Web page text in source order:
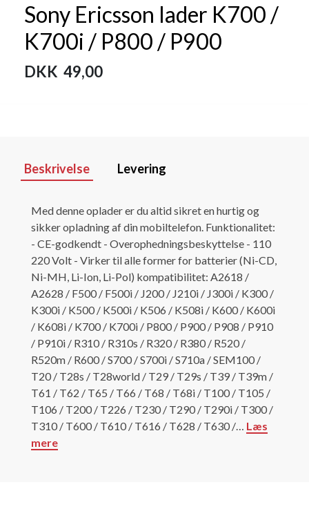
Sony Ericsson lader K700 /
K700i / P800 / P900
DKK 49,00
Beskrivelse Levering
Med denne oplader er du altid sikret en hurtig og
sikker opladning af din mobiltelefon. Funktionalitet:
- CE-godkendt - Overophedningsbeskyttelse - 110 
220 Volt - Virker til alle former for batterier (Ni-CD,
Ni-MH, Li-Ion, Li-Pol) kompatibilitet: A2618 /
A2628 / F500 / F500i / J200 / J210i / J300i / K300 /
K300i / K500 / K500i / K506 / K508i / K600 / K600i
/ K608i / K700 / K700i / P800 / P900 / P908 / P910
/ P910i / R310 / R310s / R320 / R380 / R520 /
R520m / R600 / S700 / S700i / S710a / SEM100 /
T20 / T28s / T28world / T29 / T29s / T39 / T39m /
T61 / T62 / T65 / T66 / T68 / T68i / T100 / T105 /
T106 / T200 / T226 / T230 / T290 / T290i / T300 /
T310 / T600 / T610 / T616 / T628 / T630 /… Læs
mere